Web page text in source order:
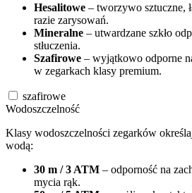
Hesalitowe – tworzywo sztuczne,
razie zarysowań.
Mineralne – utwardzane szkło
stłuczenia.
Szafirowe – wyjątkowo odporne
w zegarkach klasy premium.
szafirowe
Wodoszczelność
Klasy wodoszczelności zegarków
wodą:
30 m / 3 ATM – odporność na
mycia rąk.